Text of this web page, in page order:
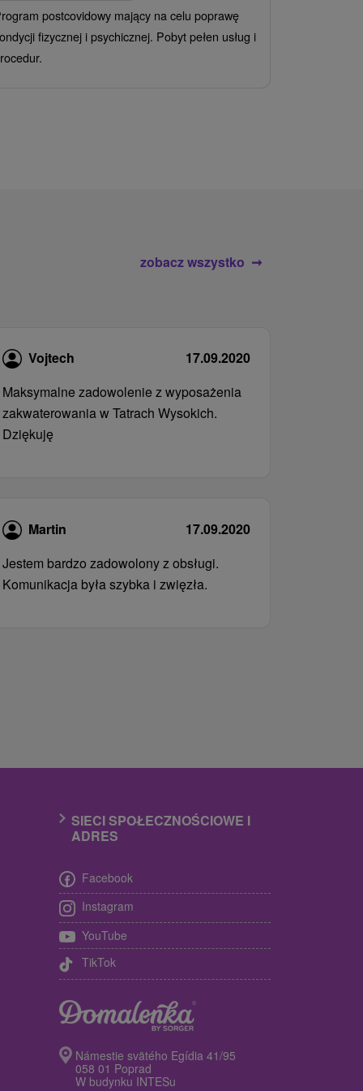
postcovidowy mający na celu poprawę
fizycznej i psychicznej. Pobyt pełen usług i
zobacz wszystko
Vojtech
17.09.2020
Maksymalne zadowolenie z wyposażenia
zakwaterowania w Tatrach Wysokich.
Dziękuję
Martin
17.09.2020
Jestem bardzo zadowolony z obsługi.
Komunikacja była szybka i zwięzła.
SIECI SPOŁECZNOŚCIOWE I
ADRES
Facebook
Instagram
YouTube
TikTok
Námestie svätého Egídia 41/95
058 01 Poprad
W budynku INTESu